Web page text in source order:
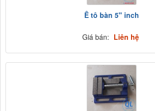
Ê tô bàn 5" inch
Giá bán: Liên hệ